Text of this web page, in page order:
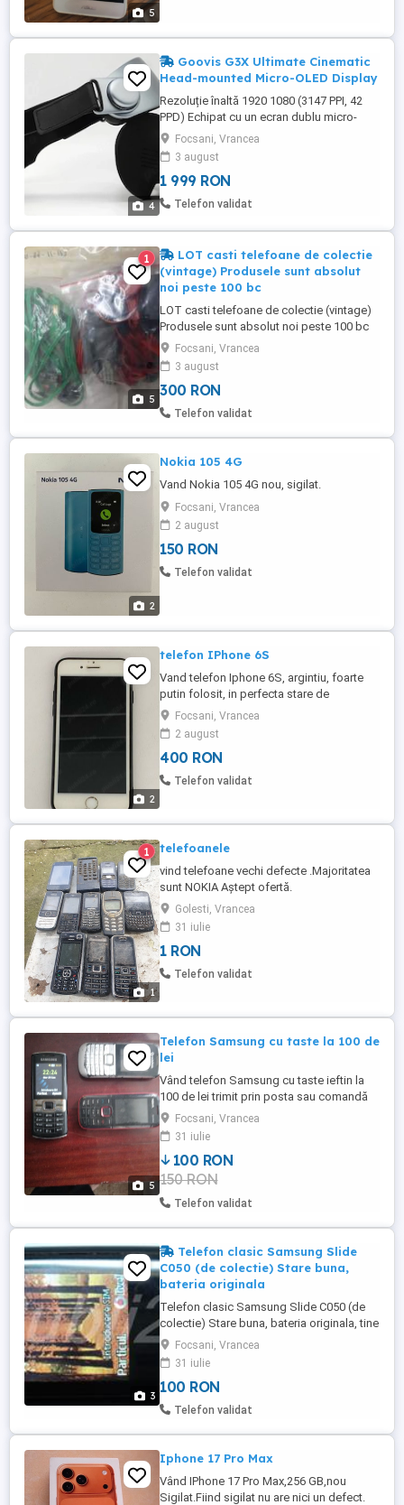
5
4
Goovis G3X Ultimate Cinematic
Head-mounted Micro-OLED Display
Rezoluție înaltă 1920 1080 (3147 PPI, 42
PPD) Echipat cu un ecran dublu micro-
OLED 2K, GOOVIS G3X oferă o rezoluție
Full HD de 1920 1080, cu o densitate de
3147 pixeli pe inch și 42 pixeli pe grad de
vedere. Rezultatul: o experiență de
vizualizare extrem de clară, imersivă și
Focsani, Vrancea
3 august
1 999 RON
Telefon validat
5
1
LOT casti telefoane de colectie
(vintage) Produsele sunt absolut
noi peste 100 bc
LOT casti telefoane de colectie (vintage)
Produsele sunt absolut noi peste 100 bc
deci ar veni pret per bucata sub 3 lei Se da
tot lotul odata cum e in poze, pret decent
(sub sfert) decat daca le-as vinde pe
bucata! Pret: 300 Lei Poze reale
Focsani, Vrancea
3 august
300 RON
Telefon validat
2
Nokia 105 4G
Vand Nokia 105 4G nou, sigilat.
Focsani, Vrancea
2 august
150 RON
Telefon validat
2
telefon IPhone 6S
Vand telefon Iphone 6S, argintiu, foarte
putin folosit, in perfecta stare de
functionare.
Focsani, Vrancea
2 august
400 RON
Telefon validat
1
1 telefoanele
vind telefoane vechi defecte .Majoritatea
sunt NOKIA Aștept ofertă.
Golesti, Vrancea
31 iulie
1 RON
Telefon validat
5
Telefon Samsung cu taste la 100 de
lei
Vând telefon Samsung cu taste ieftin la
100 de lei trimit prin posta sau comandă
curierFocsani, Vrancea
31 iulie
100 RON
150 RON
Telefon validat
3
Telefon clasic Samsung Slide
C050 (de colectie) Stare buna,
bateria originala
Telefon clasic Samsung Slide C050 (de
colectie) Stare buna, bateria originala, tine
in jur de 7 zile Incarcator original Stand-by:
Up to 600 h Telefon clasic de colectie
Poze reale Pret: 100 Lei
Focsani, Vrancea
31 iulie
100 RON
Telefon validat
Iphone 17 Pro Max
Vând IPhone 17 Pro Max,256 GB,nou
Sigilat.Fiind sigilat nu are nici un defect.